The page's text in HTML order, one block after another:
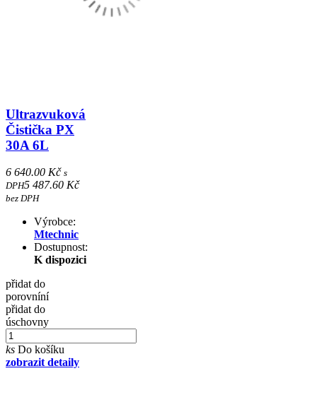
Ultrazvuková
Čistička PX
30A 6L
6 640.00 Kč s
DPH5 487.60 Kč
bez DPH
Výrobce:
Mtechnic
Dostupnost:
K dispozici
přidat do
porovníní
přidat do
úschovny
ks Do košíku
zobrazit detaily